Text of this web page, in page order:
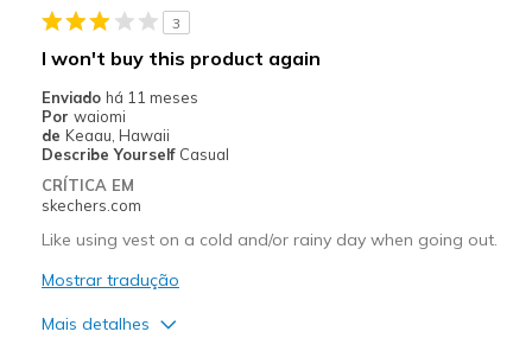
Casual Wear
Width
Sizing
Feels true to size
View On Shoes
3
I won't buy this product again
Enviado há 11 meses
Por waiomi
de Keaau, Hawaii
Describe Yourself Casual
CRÍTICA EM
skechers.com
Like using vest on a cold and/or rainy day when going out.
Mostrar tradução
Mais detalhes